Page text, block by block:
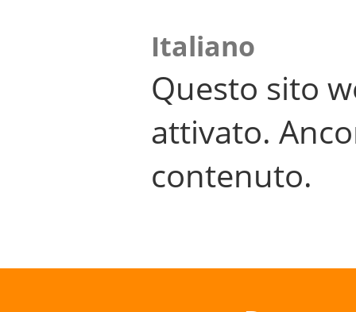
Italiano
Questo sito
attivato.
contenuto.